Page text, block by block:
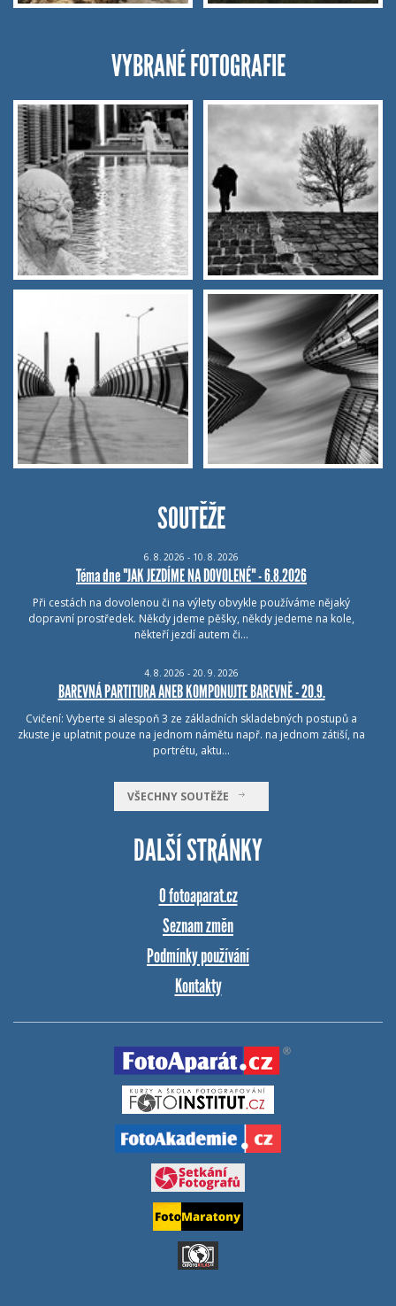
VYBRANÉ FOTOGRAFIE
SOUTĚŽE
6. 8. 2026 - 10. 8. 2026
Téma dne "JAK JEZDÍME NA DOVOLENÉ" - 6.8.2026
Při cestách na dovolenou či na výlety obvykle používáme nějaký
dopravní prostředek. Někdy jdeme pěšky, někdy jedeme na kole,
někteří jezdí autem či…
4. 8. 2026 - 20. 9. 2026
BAREVNÁ PARTITURA ANEB KOMPONUJTE BAREVNĚ - 20.9.
Cvičení: Vyberte si alespoň 3 ze základních skladebných postupů a
zkuste je uplatnit pouze na jednom námětu např. na jednom zátiší, na
portrétu, aktu…
VŠECHNY SOUTĚŽE
DALŠÍ STRÁNKY
O fotoaparat.cz
Seznam změn
Podmínky používání
Kontakty